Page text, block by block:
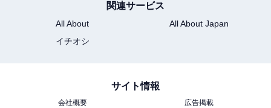
関連サービス
All About
All About Japan
イチオシ
サイト情報
会社概要
広告掲載